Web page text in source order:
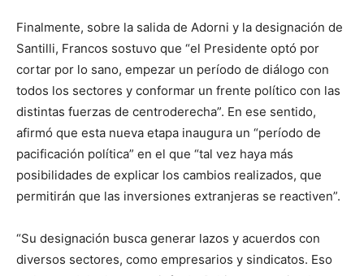
Finalmente, sobre la salida de Adorni y la designación de
Santilli, Francos sostuvo que “el Presidente optó por
cortar por lo sano, empezar un período de diálogo con
todos los sectores y conformar un frente político con las
distintas fuerzas de centroderecha”. En ese sentido,
afirmó que esta nueva etapa inaugura un “período de
pacificación política” en el que “tal vez haya más
posibilidades de explicar los cambios realizados, que
permitirán que las inversiones extranjeras se reactiven”.
“Su designación busca generar lazos y acuerdos con
diversos sectores, como empresarios y sindicatos. Eso